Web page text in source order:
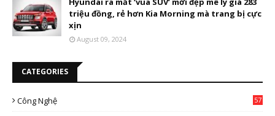
triệu đồng, rẻ hơn Kia Morning mà trang bị cực
xịn
August 09, 2024
CATEGORIES
Công Nghệ 57